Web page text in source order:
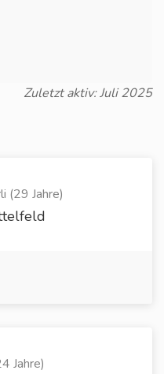
Zuletzt aktiv: Juli 2025
(29 Jahre)
Jahre)